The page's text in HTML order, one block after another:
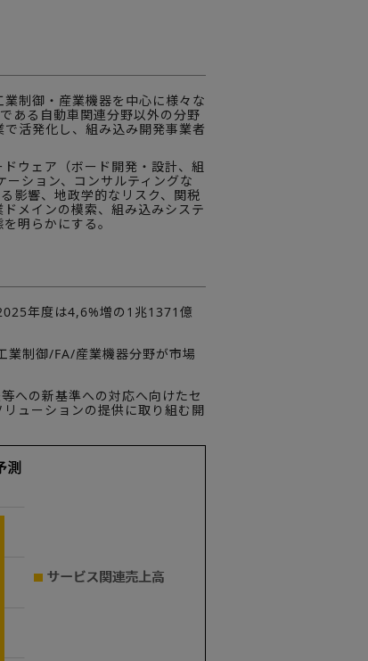
制御・産業機器を中心に様々な
ある自動車関連分野以外の分野
活発化し、組み込み開発事業者
ウェア（ボード開発・設計、組
ション、コンサルティングな
影響、地政学的なリスク、関税
メインの模索、組み込みシステ
明らかにする。
年度は4,6%増の1兆1371億
業制御/FA/産業機器分野が市場
への新基準への対応へ向けたセ
ューションの提供に取り組む開